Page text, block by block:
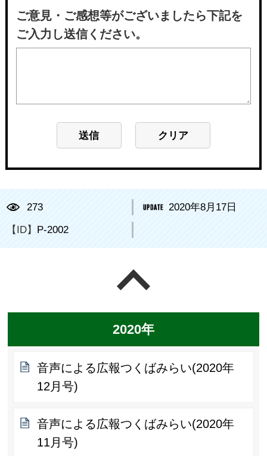
ご意見・ご感想等がございましたら下記を
ご入力し送信ください。
273 2020年8月17日
【ID】 P-2002
2020年
音声による広報つくばみらい(2020年
12月号)
音声による広報つくばみらい(2020年
11月号)